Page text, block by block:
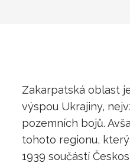
Zakarpatská oblast
výspou Ukrajiny,
pozemních bojů.
tohoto regionu,
1939 součástí